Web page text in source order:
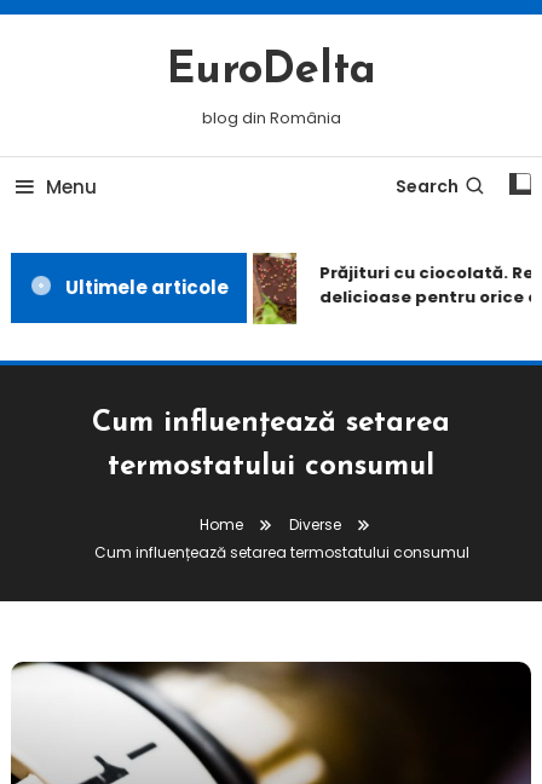
Skip
EuroDelta
blog din România
Menu Search
Ultimele articole
Prăjituri cu ciocolată.
delicioase pentru orice
Cum influențează setarea
termostatului consumul
Home
Diverse
Cum influențează setarea termostatului consumul